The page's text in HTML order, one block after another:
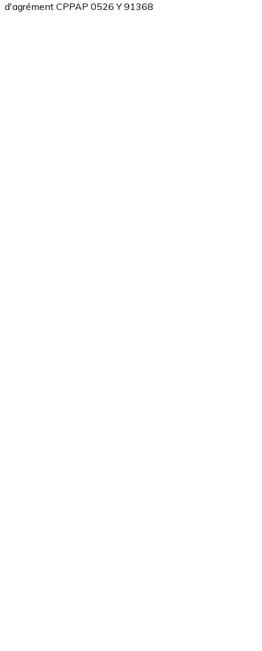
d'agrément CPPAP 0526 Y 91368